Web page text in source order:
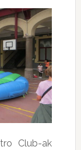
Club-ak